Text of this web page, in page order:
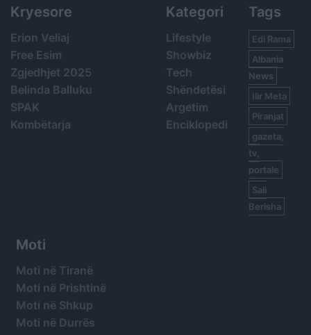
Kryesore
Erion Veliaj
Free Esim
Zgjedhjet 2025
Belinda Balluku
SPAK
Kombëtarja
Kategori
Lifestyle
Showbiz
Tech
Shëndetësi
Argetim
Enciklopedi
Tags
Edi Rama
Albania
News
Ilir Meta
Piranjat
gazeta,
tv,
portale
Sali
Berisha
Moti
Moti në Tiranë
Moti në Prishtinë
Moti në Shkup
Moti në Durrës